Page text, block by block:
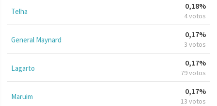
Telha
0,18%
4 votos
General Maynard
0,17%
3 votos
Lagarto
0,17%
79 votos
Maruim
0,17%
13 votos